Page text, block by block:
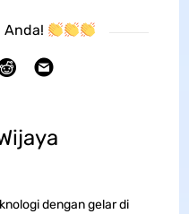
Anda!
dengan gelar di